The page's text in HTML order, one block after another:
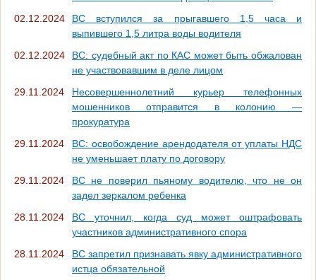
02.12.2024
ВС вступился за прыгавшего 1,5 часа и
выпившего 1,5 литра воды водителя
02.12.2024
ВС: судебный акт по КАС может быть обжалован
не участвовавшим в деле лицом
29.11.2024
Несовершеннолетний курьер телефонных
мошенников отправится в колонию —
прокуратура
29.11.2024
ВС: освобождение арендодателя от уплаты НДС
не уменьшает плату по договору
29.11.2024
ВС не поверил пьяному водителю, что не он
задел зеркалом ребенка
28.11.2024
ВС уточнил, когда суд может оштрафовать
участников административного спора
28.11.2024
ВС запретил признавать явку административного
истца обязательной